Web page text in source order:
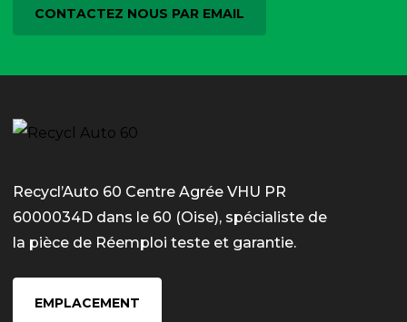
CONTACTEZ NOUS PAR EMAIL
Recycl’Auto 60 Centre Agrée VHU PR
6000034D dans le 60 (Oise), spécialiste de
la pièce de Réemploi teste et garantie.
EMPLACEMENT